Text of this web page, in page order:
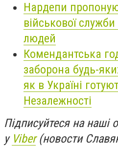
Нардепи
військової
людей
Комендантська
заборона будь-
як в Україні
Незалежності
Підписуйтеся на наші
у Viber(новости